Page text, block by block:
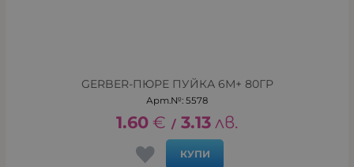
GERBER-ПЮРЕ ПУЙКА 6М+ 80ГР
Арт.№: 5578
1.60 € / 3.13 лв.
КУПИ